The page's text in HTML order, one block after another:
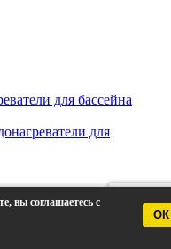
для бассейна
для
вы соглашаетесь с
ОК